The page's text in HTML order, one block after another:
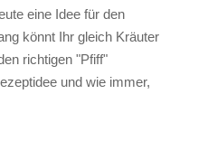
eine Idee für den
könnt Ihr gleich Kräuter
richtigen "Pfiff"
und wie immer,